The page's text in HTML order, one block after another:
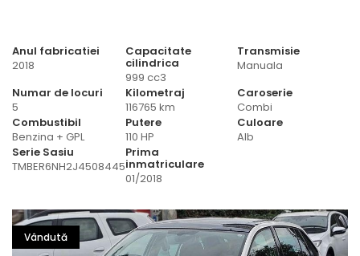
Anul fabricatiei
2018
Capacitate
cilindrica
999 cc3
Transmisie
Manuala
Numar de locuri
5
Kilometraj
116765 km
Caroserie
Combi
Combustibil
Benzina + GPL
Putere
110 HP
Culoare
Alb
Serie Sasiu
TMBER6NH2J4508445
Prima
inmatriculare
01/2018
Vândută